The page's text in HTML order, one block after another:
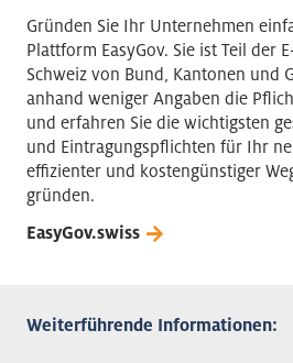
Gründen Sie Ihr Unternehmen
Plattform EasyGov. Sie ist Teil der
Schweiz von Bund, Kantonen und
anhand weniger Angaben die
und erfahren Sie die wichtigsten
und Eintragungspflichten für Ihr
effizienter und kostengünstiger
gründen.
EasyGov.swiss
Weiterführende Informationen: